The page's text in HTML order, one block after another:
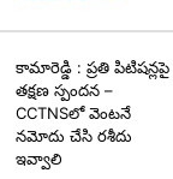
కామారెడ్డి : ప్రతి పిటిషన్లపై
తక్షణ స్పందన –
CCTNSలో వెంటనే
నమోదు చేసి రశీదు
ఇవ్వాలి